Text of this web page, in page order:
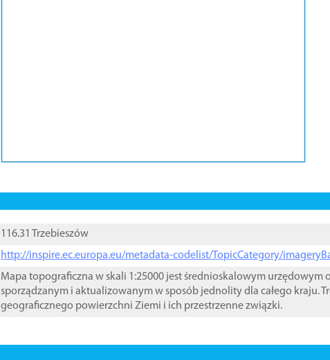
116.31 Trzebieszów
http://inspire.ec.europa.eu/metadata-codelist/TopicCategory/
Mapa topograficzna w skali 1:25000 jest średnioskalowym
sporządzanym i aktualizowanym w sposób jednolity dla całego kraju.
geograficznego powierzchni Ziemi i ich przestrzenne związki.